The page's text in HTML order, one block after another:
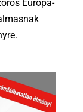
Európa-